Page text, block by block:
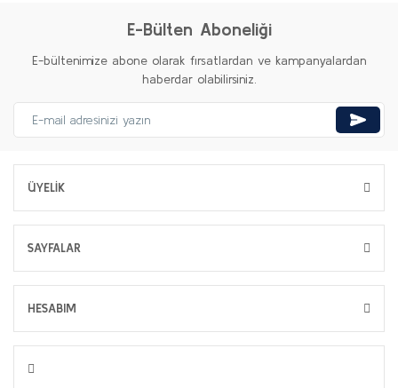
E-Bülten Aboneliği
E-bültenimize abone olarak fırsatlardan ve kampanyalardan
haberdar olabilirsiniz.
ÜYELİK
SAYFALAR
HESABIM